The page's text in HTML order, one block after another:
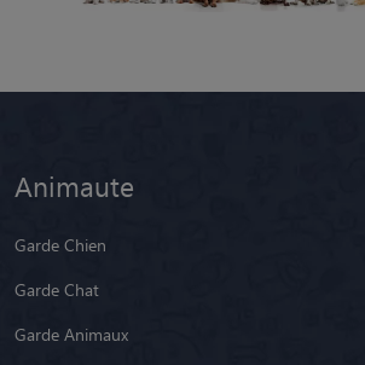
Animaute
Garde Chien
Garde Chat
Garde Animaux